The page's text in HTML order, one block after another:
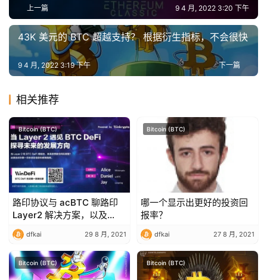
上一篇 9 4 月, 2022 3:20 下午
43K 美元的 BTC 超越支持？ 根据衍生指标，不会很快
下一篇
9 4 月, 2022 3:19 下午
相关推荐
Bitcoin (BTC)
路印协议与 acBTC 聊路印
Layer2 解决方案，以及
acBTC 最新进展
dfkai 29 8 月, 2021
Bitcoin (BTC)
哪一个显示出更好的投资回
报率？
dfkai 27 8 月, 2021
Bitcoin (BTC) Bitcoin (BTC)